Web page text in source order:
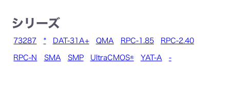
シリーズ
73287 * DAT-31A+ QMA RPC-1.85 RPC-2.40
RPC-N SMA SMP UltraCMOS® YAT-A -